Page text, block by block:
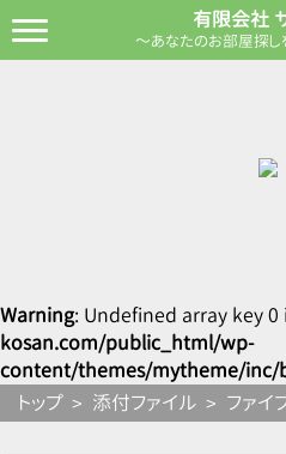
有限会社
～あなたのお部屋探
Warning: Undefined array key 0
kosan.com/public_html/wp-
content/themes/mytheme/inc/
トップ
添付ファイル ファ